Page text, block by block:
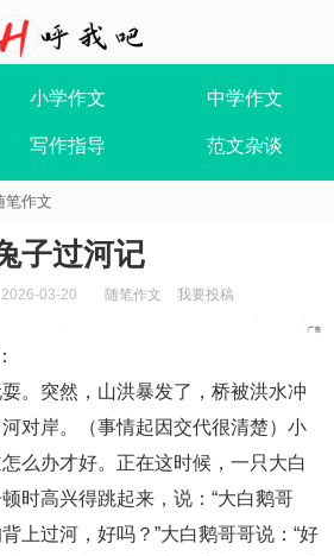
小学作文 中学作文
写作指导 范文杂谈
笔作文
子过河记
2026-03-20 随笔作文 我要投稿
。突然，山洪暴发了，桥被洪水冲
对岸。（事情起因交代很清楚）小
么办才好。正在这时候，一只大白
时高兴得跳起来，说：“大白鹅哥
上过河，好吗？”大白鹅哥哥说：“好